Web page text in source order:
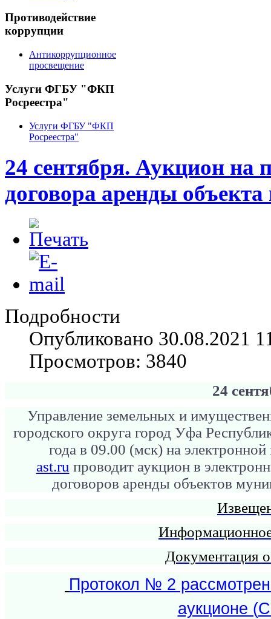
Противодействие
коррупции
Антикоррупционное
просвещение
Услуги ФГБУ "ФКП
Росреестра"
Услуги ФГБУ "ФКП
Росреестра"
24 сентября. Аукцион на
договора аренды
Подробности
Опубликовано 30.08.2021
Просмотров: 3840
24
Управление земельных и
городского округа город Уфа
года в 09.00 (мск) на
ast.ru проводит аукцион в
договоров аренды объектов
Документация
Протокол № 2
аукционе (